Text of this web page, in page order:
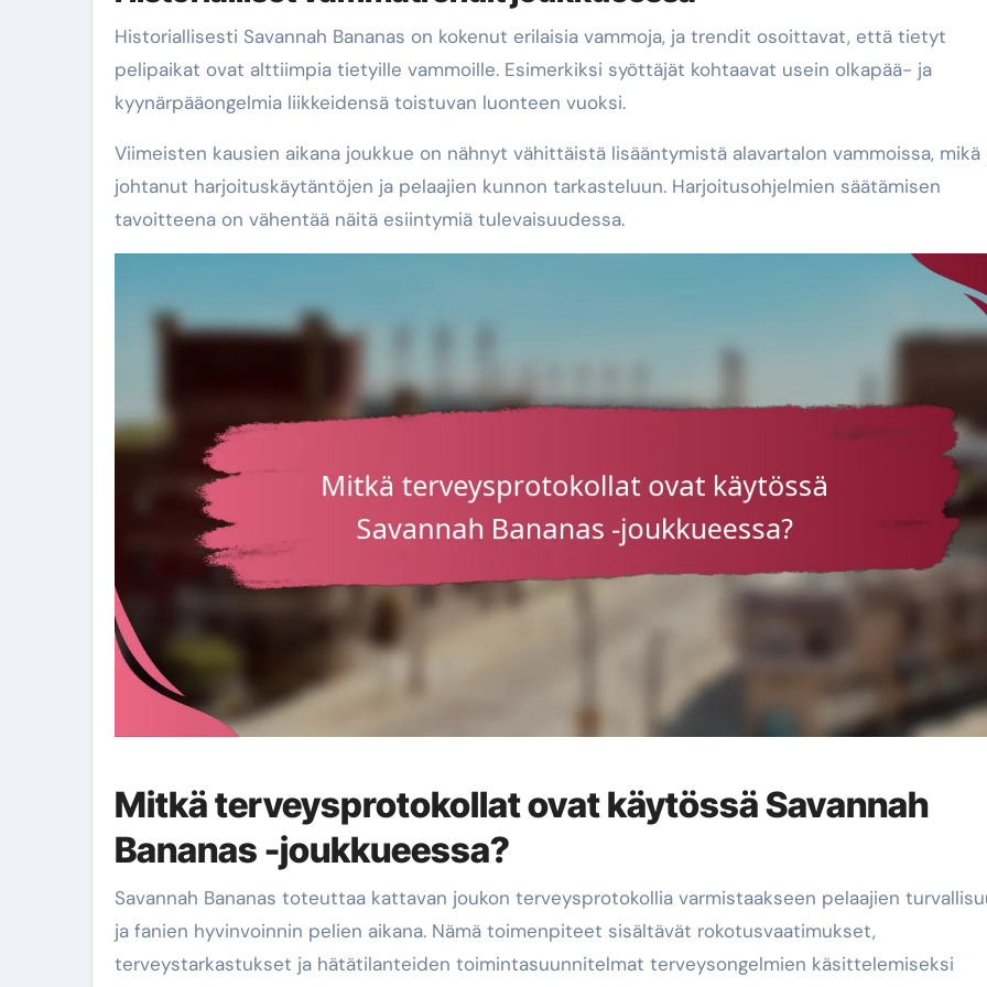
Historiallisesti Savannah Bananas on kokenut erilaisia vammoja, ja trendit osoittavat, että tietyt
pelipaikat ovat alttiimpia tietyille vammoille. Esimerkiksi syöttäjät kohtaavat usein olkapää- ja
kyynärpääongelmia liikkeidensä toistuvan luonteen vuoksi.
Viimeisten kausien aikana joukkue on nähnyt vähittäistä lisääntymistä alavartalon vammoissa, mikä
johtanut harjoituskäytäntöjen ja pelaajien kunnon tarkasteluun. Harjoitusohjelmien säätämisen
tavoitteena on vähentää näitä esiintymiä tulevaisuudessa.
Mitkä terveysprotokollat ovat käytössä Savannah
Bananas -joukkueessa?
Savannah Bananas toteuttaa kattavan joukon terveysprotokollia varmistaakseen pelaajien
ja fanien hyvinvoinnin pelien aikana. Nämä toimenpiteet sisältävät rokotusvaatimukset,
terveystarkastukset ja hätätilanteiden toimintasuunnitelmat terveysongelmien käsittelemiseksi